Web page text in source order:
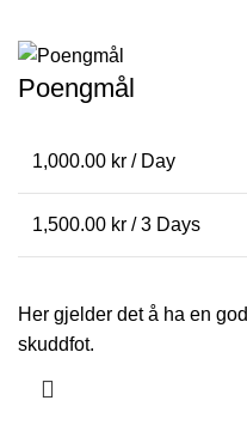
Poengmål
1,000.00 kr / Day
1,500.00 kr / 3 Days
Her gjelder det å ha en god
skuddfot.